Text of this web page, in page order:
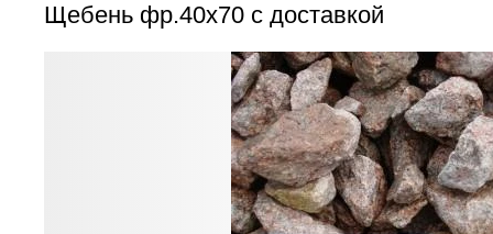
Щебень фр.40х70 с доставкой